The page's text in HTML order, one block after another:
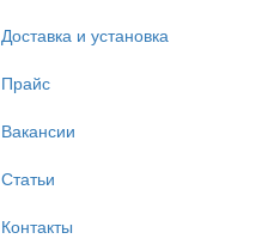
Доставка и установка
Прайс
Вакансии
Статьи
Контакты